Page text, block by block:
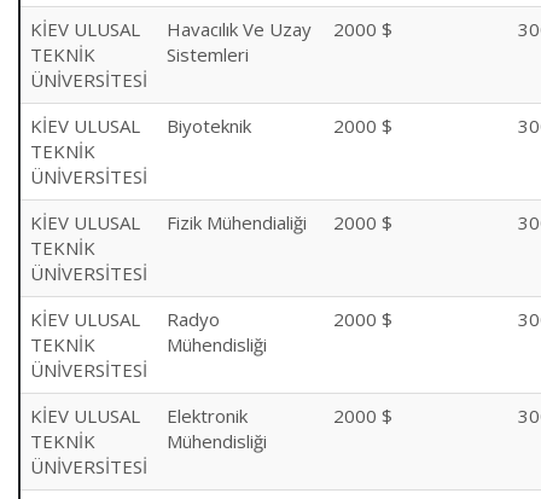
KİEV ULUSAL
TEKNİK
ÜNİVERSİTESİ
Havacılık Ve Uzay
Sistemleri
2000 $
KİEV ULUSAL
TEKNİK
ÜNİVERSİTESİ
Biyoteknik 2000 $
KİEV ULUSAL
TEKNİK
ÜNİVERSİTESİ
Fizik Mühendialiği 2000 $
KİEV ULUSAL
TEKNİK
ÜNİVERSİTESİ
Radyo
Mühendisliği
2000 $
KİEV ULUSAL
TEKNİK
ÜNİVERSİTESİ
Elektronik
Mühendisliği
2000 $